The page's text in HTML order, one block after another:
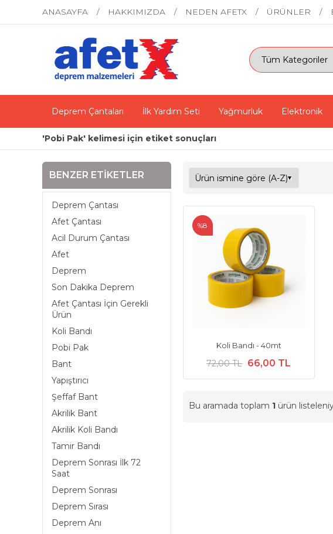
ANASAYFA HAKKIMIZDA NEDEN AFETX ÜRÜNLER
Deprem Çantaları İlk Yardım Seti Yağmurluk Elektronik
'Pobi Pak' kelimesi için etiket sonuçları
BENZER ETIKETLER
Deprem Çantası
Afet Çantası
Acil Durum Çantası
Afet
Deprem
Son Dakika Deprem
Afet Çantası İçin Gerekli
Ürün
Koli Bandı
Pobi Pak
Bant
Yapıştırıcı
Şeffaf Bant
Akrilik Bant
Akrilik Koli Bandı
Tamir Bandı
Deprem Sonrası İlk 72
Saat
Deprem Sonrası
Deprem Sırası
Deprem Anı
Koli Bandı - 40mt
72,00 TL 66,00 TL
%8
Bu aramada toplam 1 ürün